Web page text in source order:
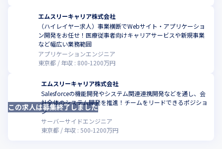
エムスリーキャリア株式会社
（ハイレイヤー求人）事業横断でWebサイト・アプリケーショ
ン開発をお任せ！医療従事者向けキャリアサービスや新規事業
など幅広い業務範囲
アプリケーションエンジニア
東京都
年収 : 800-1200万円
エムスリーキャリア株式会社
Salesforceの機能開発やシステム関連連携開発などを通し、会
社全体のシステム開発を推進！チームをリードできるポジショ
ン
サーバーサイドエンジニア
東京都
年収 :500-1200万円
この求人は募集終了しました